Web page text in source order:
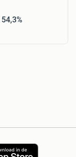
54,3%